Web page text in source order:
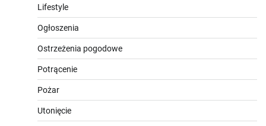
Lifestyle
Ogłoszenia
Ostrzeżenia pogodowe
Potrącenie
Pożar
Utonięcie